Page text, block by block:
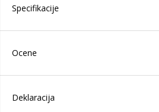
Specifikacije
Ocene
Deklaracija